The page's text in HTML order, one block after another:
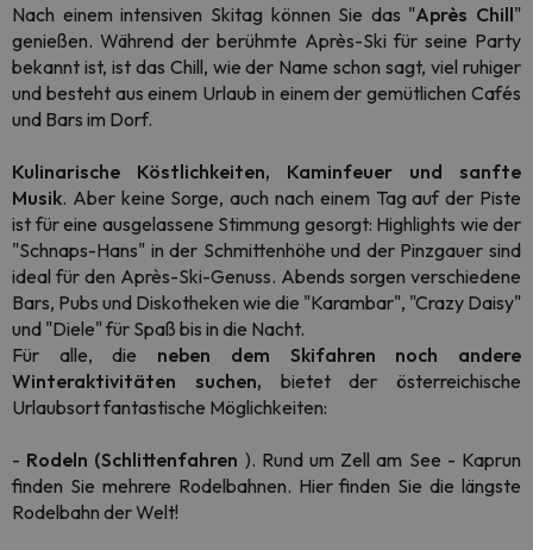
Nach einem intensiven Skitag können Sie das "Après Chill"
genießen. Während der berühmte Après-Ski für seine Party
bekannt ist, ist das Chill, wie der Name schon sagt, viel ruhiger
und besteht aus einem Urlaub in einem der gemütlichen Cafés
und Bars im Dorf.
Kulinarische Köstlichkeiten, Kaminfeuer und sanfte
Musik. Aber keine Sorge, auch nach einem Tag auf der Piste
ist für eine ausgelassene Stimmung gesorgt: Highlights wie der
"Schnaps-Hans" in der Schmittenhöhe und der Pinzgauer sind
ideal für den Après-Ski-Genuss. Abends sorgen verschiedene
Bars, Pubs und Diskotheken wie die "Karambar", "Crazy Daisy"
und "Diele" für Spaß bis in die Nacht.
Für alle, die neben dem Skifahren noch andere
Winteraktivitäten suchen, bietet der österreichische
Urlaubsort fantastische Möglichkeiten:
- Rodeln (Schlittenfahren ). Rund um Zell am See - Kaprun
finden Sie mehrere Rodelbahnen. Hier finden Sie die längste
Rodelbahn der Welt!